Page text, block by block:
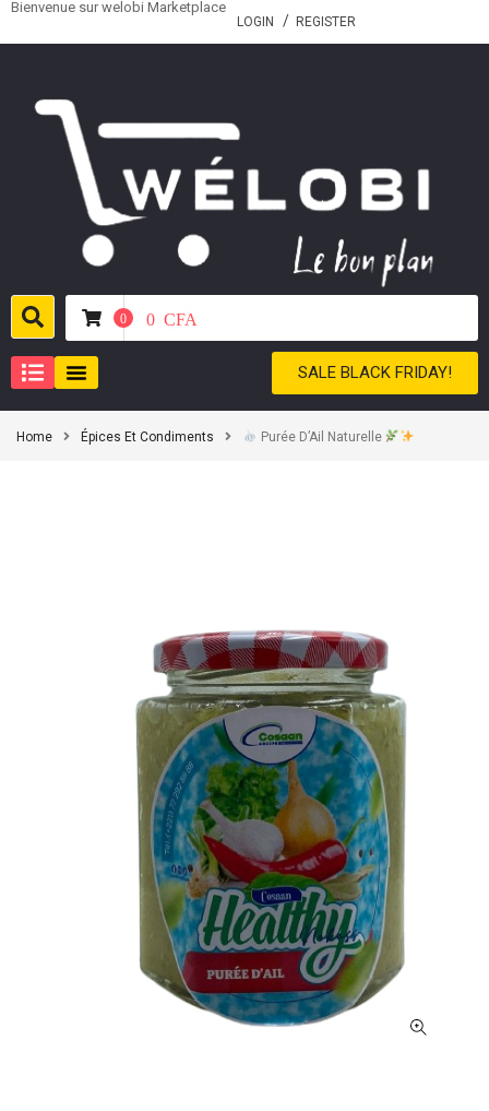
Bienvenue sur welobi Marketplace
LOGIN REGISTER
0 0 CFA
SALE BLACK FRIDAY!
Home Épices Et Condiments Purée D’Ail Naturelle